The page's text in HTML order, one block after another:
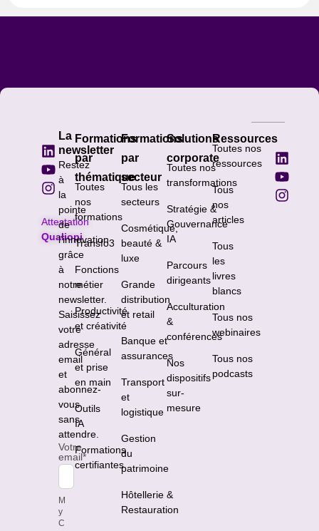
Attestation
Qualiopi
La
newsletter
Restez
à
la
pointe
de
l’innovation
grâce
à
notre
newsletter.
Saisissez
votre
adresse
email
et
abonnez-
vous
sans
attendre.
Votre
email*
M
y
C
Formations
par
thématique
Toutes
nos
formations
Transfo3
Fonctions
métier
Productivité
et créativité
Général
et prise
en main
Outils
IA
Formations
certifiantes
Formations
par
secteur
Tous les
secteurs
Cosmétique,
beauté &
luxe
Grande
distribution
et retail
Banque et
assurances
Transport
et
logistique
Gestion
du
patrimoine
Hôtellerie &
Restauration
Solutions
corporate
Toutes nos
transformations
Stratégie &
Gouvernance
IA
Parcours
dirigeants
Acculturation
&
conférences
Nos
dispositifs
sur-
mesure
Ressources
Toutes nos
ressources
Tous
nos
articles
Tous
les
livres
blancs
Tous nos
webinaires
Tous nos
podcasts